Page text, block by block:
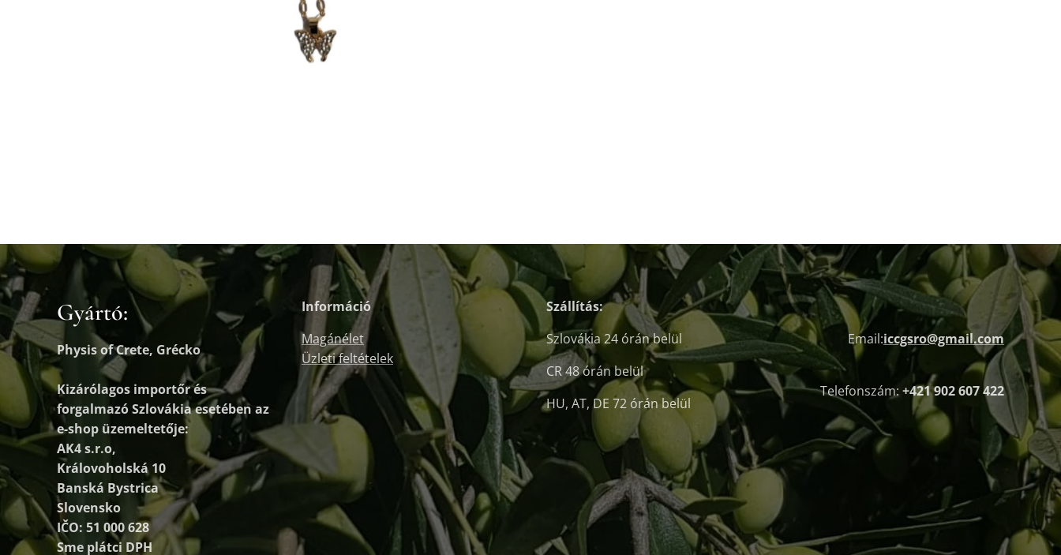
Gyártó:
Physis of Crete, Grécko
Kizárólagos importőr és
forgalmazóSzlovákia esetében az
e-shop üzemeltetője:
AK4 s.r.o,
Královoholská 10
Banská Bystrica
Slovensko
IČO: 51 000 628
Sme plátci DPH
Információ
Magánélet
Üzleti feltételek
Szállítás:
Szlovákia 24 órán belül
CR 48 órán belül
HU, AT, DE 72 órán belül
Email:iccgsro@gmail.com
Telefonszám: +421 902 607 422